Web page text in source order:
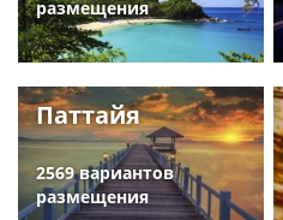
размещения
Паттайя
2569 вариантов
размещения